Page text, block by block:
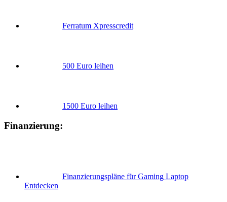
Ferratum Xpresscredit
500 Euro leihen
1500 Euro leihen
Finanzierung:
Finanzierungspläne für Gaming Laptop
Entdecken